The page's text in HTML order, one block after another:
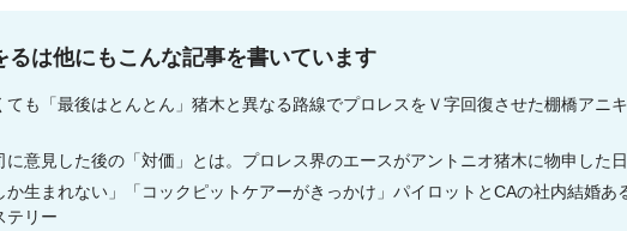
るは他にもこんな記事を書いています
ても「最後はとんとん」猪木と異なる路線でプロレスをＶ字回復させた棚橋アニ
に意見した後の「対価」とは。プロレス界のエースがアントニオ猪木に物申した日
か生まれない」「コックピットケアーがきっかけ」パイロットとCAの社内結婚あ
テリー